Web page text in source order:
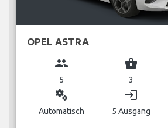
OPEL ASTRA
group
5
business_center
3
miscellaneous_services
Automatisch
login
5 Ausgang